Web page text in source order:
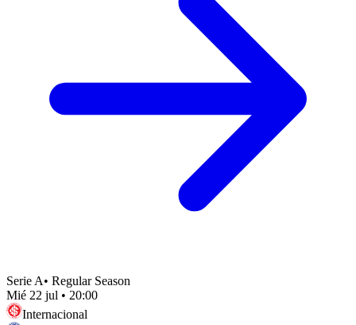
Serie A• Regular Season
Mié 22 jul • 20:00
Internacional